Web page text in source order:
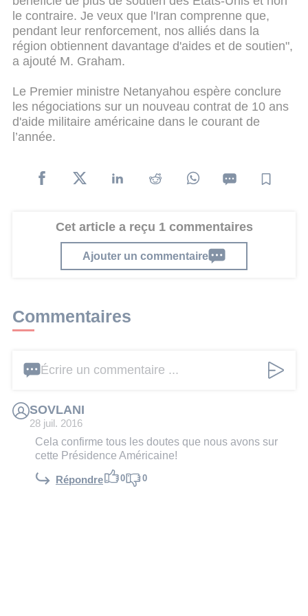
le contraire. Je veux que l'Iran comprenne que,
pendant leur renforcement, nos alliés dans la
région obtiennent davantage d'aides et de soutien",
a ajouté M. Graham.
Le Premier ministre Netanyahou espère conclure
les négociations sur un nouveau contrat de 10 ans
d'aide militaire américaine dans le courant de
l’année.
Cet article a reçu 1 commentaires
Ajouter un commentaire
Commentaires
Écrire un commentaire ...
SOVLANI
28 juil. 2016
Cela confirme tous les doutes que nous avons sur
cette Présidence Américaine!
Répondre 0 0